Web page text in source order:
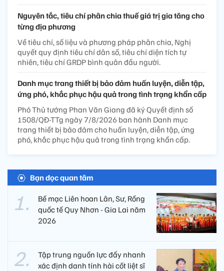
Nguyên tắc, tiêu chí phân chia thuế giá trị gia tăng cho
từng địa phương
Về tiêu chí, số liệu và phương pháp phân chia, Nghị
quyết quy định tiêu chí dân số, tiêu chí diện tích tự
nhiên, tiêu chí GRDP bình quân đầu người.
Danh mục trang thiết bị bảo đảm huấn luyện, diễn tập,
ứng phó, khắc phục hậu quả trong tình trạng khẩn cấp
Phó Thủ tướng Phan Văn Giang đã ký Quyết định số
1508/QĐ-TTg ngày 7/8/2026 ban hành Danh mục
trang thiết bị bảo đảm cho huấn luyện, diễn tập, ứng
phó, khắc phục hậu quả trong tình trạng khẩn cấp.
Bạn đọc quan tâm
Bế mạc Liên hoan Lân, Sư, Rồng
quốc tế Quy Nhơn - Gia Lai năm
2026
Tập trung nguồn lực đẩy nhanh
xác định danh tính hài cốt liệt sĩ